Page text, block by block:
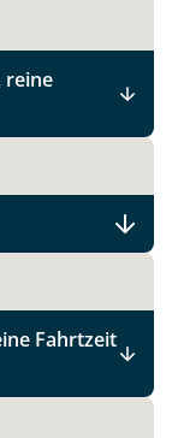
reine
Fahrtzeit